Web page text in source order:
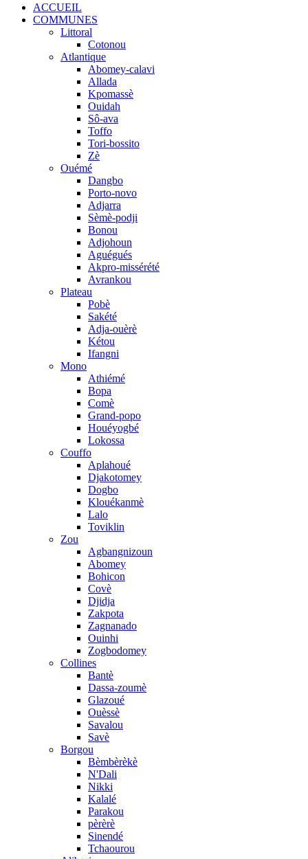
ACCUEIL
COMMUNES
Littoral
Cotonou
Atlantique
Abomey-calavi
Allada
Kpomassè
Ouidah
Sô-ava
Toffo
Tori-bossito
Zè
Ouémé
Dangbo
Porto-novo
Adjarra
Sèmè-podji
Bonou
Adjohoun
Aguégués
Akpro-missérété
Avrankou
Plateau
Pobè
Sakété
Adja-ouèrè
Kétou
Ifangni
Mono
Athiémé
Bopa
Comè
Grand-popo
Houéyogbé
Lokossa
Couffo
Aplahoué
Djakotomey
Dogbo
Klouékanmè
Lalo
Toviklin
Zou
Agbangnizoun
Abomey
Bohicon
Covè
Djidja
Zakpota
Zagnanado
Ouinhi
Zogbodomey
Collines
Bantè
Dassa-zoumè
Glazoué
Ouèssè
Savalou
Savè
Borgou
Bèmbèrèkè
N'Dali
Nikki
Kalalé
Parakou
pèrèrè
Sinendé
Tchaourou